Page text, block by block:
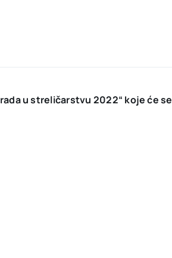
u streličarstvu 2022“ koje će se